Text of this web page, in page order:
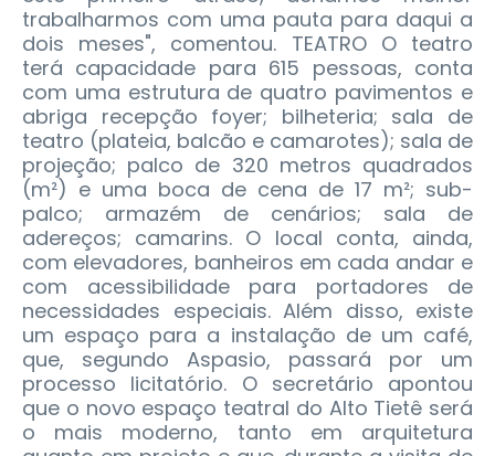
trabalharmos com uma pauta para daqui a
dois meses", comentou. TEATRO O teatro
terá capacidade para 615 pessoas, conta
com uma estrutura de quatro pavimentos e
abriga recepção foyer; bilheteria; sala de
teatro (plateia, balcão e camarotes); sala de
projeção; palco de 320 metros quadrados
(m²) e uma boca de cena de 17 m²; sub-
palco; armazém de cenários; sala de
adereços; camarins. O local conta, ainda,
com elevadores, banheiros em cada andar e
com acessibilidade para portadores de
necessidades especiais. Além disso, existe
um espaço para a instalação de um café,
que, segundo Aspasio, passará por um
processo licitatório. O secretário apontou
que o novo espaço teatral do Alto Tietê será
o mais moderno, tanto em arquitetura